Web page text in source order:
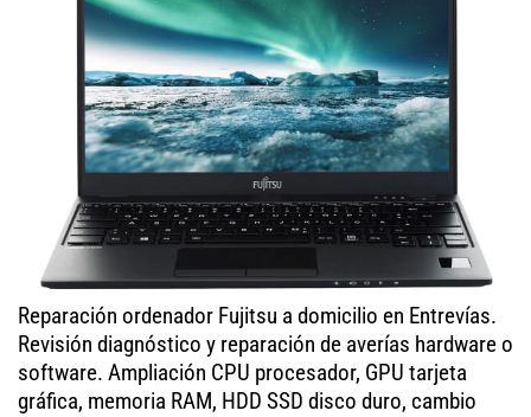
Reparación ordenador Fujitsu a domicilio en Entrevías.
Revisión diagnóstico y reparación de averías hardware o
software. Ampliación CPU procesador, GPU tarjeta
gráfica, memoria RAM, HDD SSD disco duro, cambio